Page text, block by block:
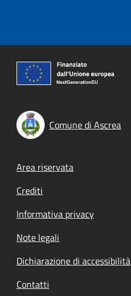
Comune di Ascrea
Footer menu
Area riservata
Crediti
Informativa privacy
Note legali
Dichiarazione di accessibilità
Contatti